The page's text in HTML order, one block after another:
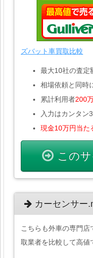
ズバット車買取比較
最大10社の査定
相場依頼と同時
累計利用者200
入力はカンタン
現金10万円当た
この
カーセンサー
こちらも外車の専門
取業者を比較して高値